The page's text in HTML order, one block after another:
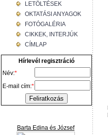
LETÖLTÉSEK
OKTATÁSI ANYAGOK
FOTÓGALÉRIA
CIKKEK, INTERJÚK
CÍMLAP
Hírlevél regisztráció
Név:*
E-mail cím:*
Barta Edina és József